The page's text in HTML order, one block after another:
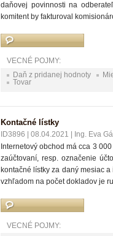
daňovej povinnosti na
komitent by fakturoval
VECNÉ POJMY:
Daň z pridanej hodnoty
Tovar
Kontačné lístky
ID3896 08.04.2021
Ing. Eva
Internetový obchod má cca 3
zaúčtovaní, resp. označenie
kontačné lístky za daný mesiac
vzhľadom na počet dokladov je
VECNÉ POJMY: